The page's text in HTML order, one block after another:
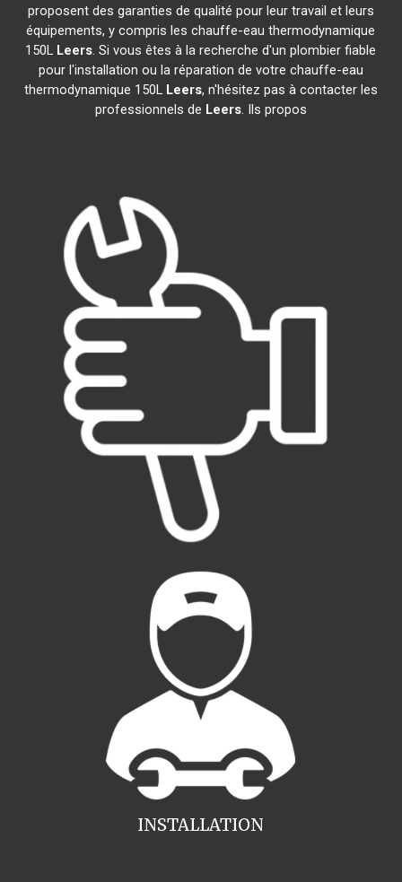
proposent des garanties de qualité pour leur travail et leurs
équipements, y compris les chauffe-eau thermodynamique
150L Leers. Si vous êtes à la recherche d'un plombier fiable
pour l'installation ou la réparation de votre chauffe-eau
thermodynamique 150L Leers, n'hésitez pas à contacter les
professionnels de Leers. Ils propos
INSTALLATION